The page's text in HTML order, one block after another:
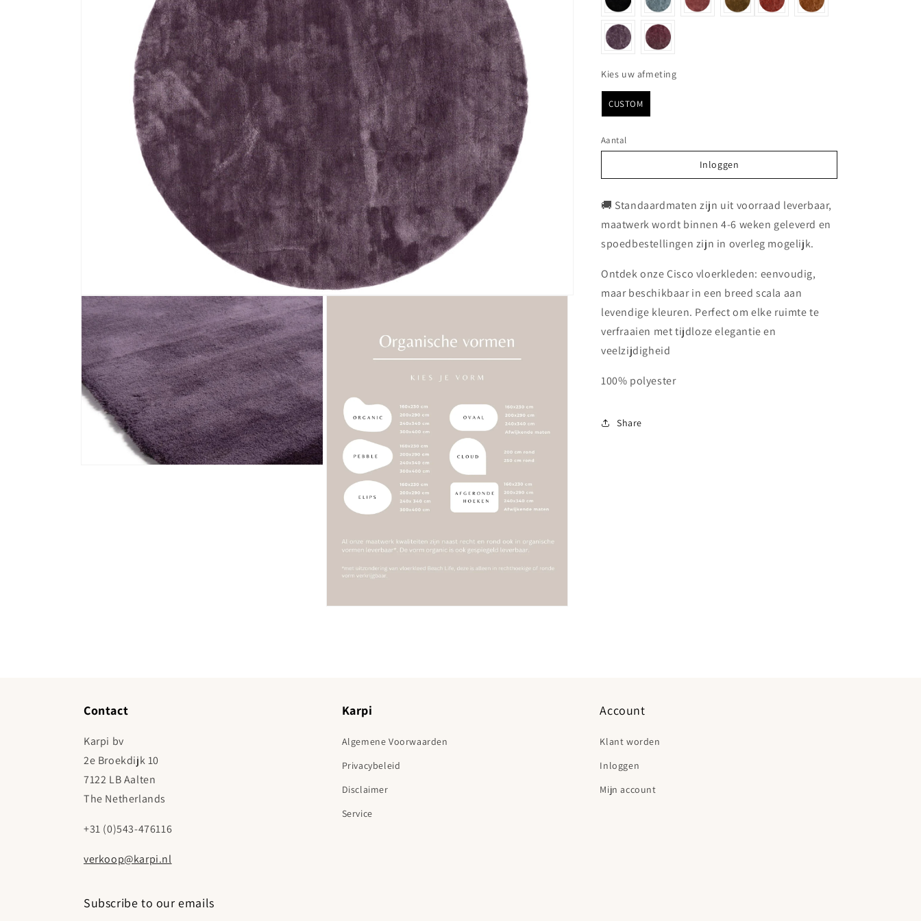
Media 1 openen in modaal
Kies uw afmetingKies uw afmeting
CUSTOM
Aantal
Inloggen
Inloggen
🚚 Standaardmaten zijn uit voorraad leverbaar,
maatwerk wordt binnen 4-6 weken geleverd en
spoedbestellingen zijn in overleg mogelijk.
Ontdek onze Cisco vloerkleden: eenvoudig,
maar beschikbaar in een breed scala aan
levendige kleuren. Perfect om elke ruimte te
verfraaien met tijdloze elegantie en
veelzijdigheid
100% polyester
Share
Contact
Karpi bv
2e Broekdijk 10
7122 LB Aalten
The Netherlands
+31 (0)543-476116
verkoop@karpi.nl
Karpi
Algemene Voorwaarden
Privacybeleid
Disclaimer
Service
Account
Klant worden
Inloggen
Mijn account
Subscribe to our emails